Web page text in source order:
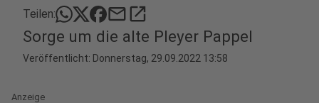
Teilen: mailopen_in_new
Sorge um die alte Pleyer Pappel
Veröffentlicht: Donnerstag, 29.09.2022 13:58
Anzeige